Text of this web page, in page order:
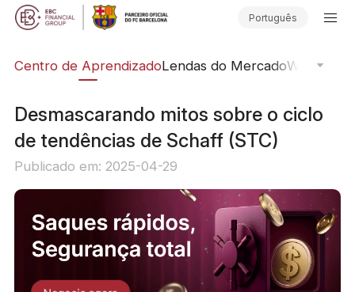
Português
Centro de AprendizadoLendas do MercadoWebinars
Desmascarando mitos sobre o ciclo
de tendências de Schaff (STC)
Publicado em: 2025-04-29